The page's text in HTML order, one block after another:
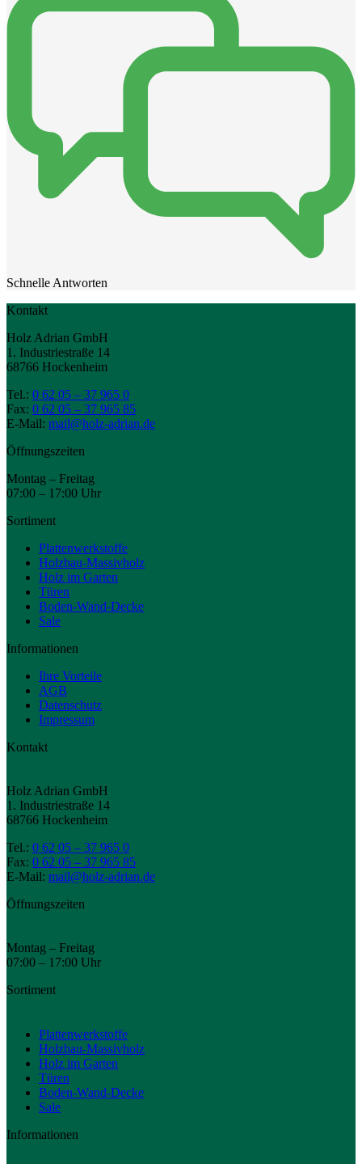
Schnelle Antworten
Kontakt
Holz Adrian GmbH
1. Industriestraße 14
68766 Hockenheim
Tel.: 0 62 05 – 37 965 0
Fax: 0 62 05 – 37 965 85
E-Mail: mail@holz-adrian.de
Öffnungszeiten
Montag – Freitag
07:00 – 17:00 Uhr
Sortiment
Plattenwerkstoffe
Holzbau-Massivholz
Holz im Garten
Türen
Boden-Wand-Decke
Sale
Informationen
Ihre Vorteile
AGB
Datenschutz
Impressum
Kontakt
Holz Adrian GmbH
1. Industriestraße 14
68766 Hockenheim
Tel.: 0 62 05 – 37 965 0
Fax: 0 62 05 – 37 965 85
E-Mail: mail@holz-adrian.de
Öffnungszeiten
Montag – Freitag
07:00 – 17:00 Uhr
Sortiment
Plattenwerkstoffe
Holzbau-Massivholz
Holz im Garten
Türen
Boden-Wand-Decke
Sale
Informationen